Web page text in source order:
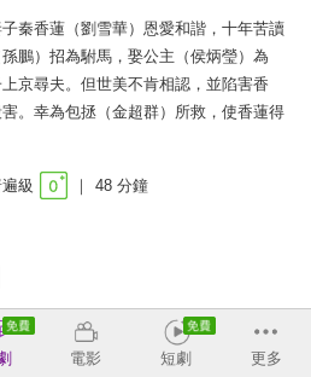
秦香蓮（劉雪華）恩愛和諧，十年苦讀
鵬）招為駙馬，娶公主（侯炳瑩）為
京尋夫。但世美不肯相認，並陷害香
。幸為包拯（金超群）所救，使香蓮得
級 48 分鐘
少峯 劉立立 金鰲勳
劉為義 王曉海 梁凱程
電影 短劇 更多